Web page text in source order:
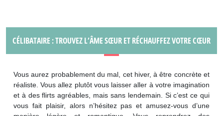
CÉLIBATAIRE : TROUVEZ L’ÂME SŒUR ET RÉCHAUFFEZ VOTRE CŒUR
Vous aurez probablement du mal, cet hiver, à être concrète et
réaliste. Vous allez plutôt vous laisser aller à votre imagination
et à des flirts agréables, mais sans lendemain. Si c’est ce qui
vous fait plaisir, alors n’hésitez pas et amusez-vous d’une